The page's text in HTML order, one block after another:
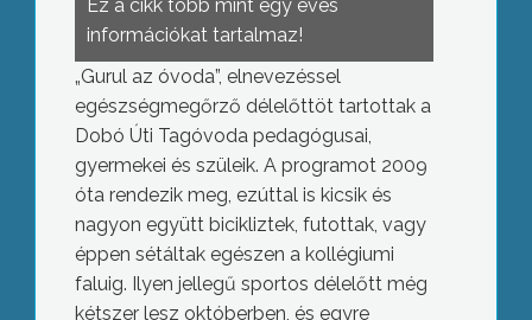
Ez a cikk több mint egy éves
információkat tartalmaz!
„Gurul az óvoda”, elnevezéssel
egészségmegőrző délelőttöt tartottak a
Dobó Úti Tagóvoda pedagógusai,
gyermekei és szüleik. A programot 2009
óta rendezik meg, ezúttal is kicsik és
nagyon együtt bicikliztek, futottak, vagy
éppen sétáltak egészen a kollégiumi
faluig. Ilyen jellegű sportos délelőtt még
kétszer lesz októberben, és egyre